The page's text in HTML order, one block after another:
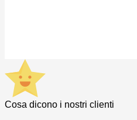
Cosa dicono i nostri clienti